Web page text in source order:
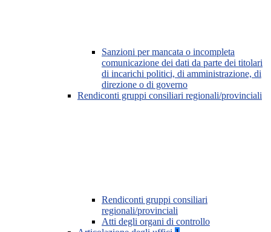
Sanzioni per mancata o incompleta
comunicazione dei dati da parte dei titolari
di incarichi politici, di amministrazione, di
direzione o di governo
Rendiconti gruppi consiliari regionali/provinciali
Rendiconti gruppi consiliari
regionali/provinciali
Atti degli organi di controllo